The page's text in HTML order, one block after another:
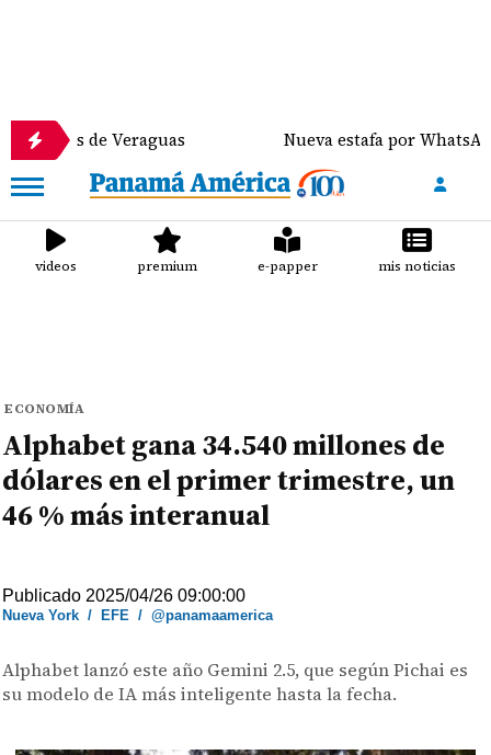
de Veraguas Nueva estafa por WhatsApp
videos premium e-papper mis noticias
ECONOMÍA
Alphabet gana 34.540 millones de
dólares en el primer trimestre, un
46 % más interanual
Publicado 2025/04/26 09:00:00
Nueva York / EFE /@panamaamerica
Alphabet lanzó este año Gemini 2.5, que según Pichai es
su modelo de IA más inteligente hasta la fecha.